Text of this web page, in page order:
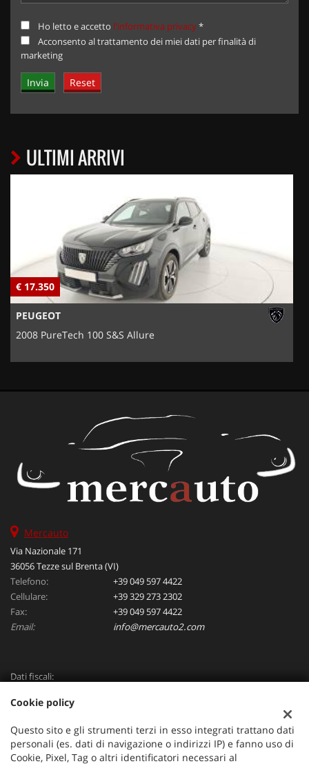
Ho letto e accetto l'informativa privacy*
Acconsento al trattamento dei miei dati per finalità di
marketing
ULTIMI ARRIVI
€ 17.350
PEUGEOT
2008 PureTech 100 S&S Allure
Mercauto
Via Nazionale 171
36056 Tezze sul Brenta (VI)
Telefono:
+39 049 597 4422
Cellulare:
+39 329 273 2302
Fax:
+39 049 597 4422
Email:
info@mercauto2.com
Dati fiscali:
Via Nazionale, 171 PD - 36056 Tezze sul Brenta
Registro delle imprese:PD
Cookie policy
Questo sito e gli strumenti terzi in esso integrati trattano dati
personali (es. dati di navigazione o indirizzi IP) e fanno uso di
Cookie, Pixel, Tag o altri identificatori necessari al